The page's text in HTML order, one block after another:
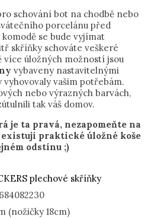
schování bot na chodbě nebo
porcelánu před
komodě se bude vyjímat
skříňky schováte veškeré
více úložných možností jsou
vybaveny nastavitelnými
vašim potřebám.
nebo výrazných barvách,
tak váš domov.
je ta pravá, nezapomeňte na
praktické úložné koše
odstínu ;)
plechové skříňky
(nožičky 18cm)